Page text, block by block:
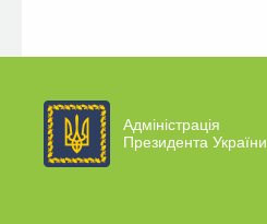
Адміністрація
Президента України